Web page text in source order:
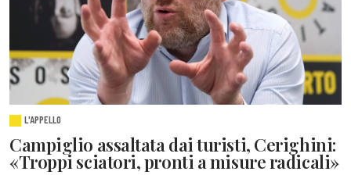
L'APPELLO
Campiglio assaltata dai turisti, Cerighini:
«Troppi sciatori, pronti a misure radicali»